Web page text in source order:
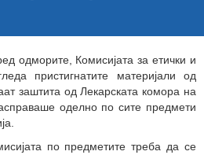
одморите, Комисијата за етички и
пристигнатите материјали од
заштита од Лекарската комора на
оделно по сите предмети
по предметите треба да се